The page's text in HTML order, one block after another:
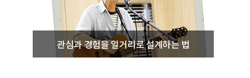
관심과 경험을 일거리로 설계하는 법